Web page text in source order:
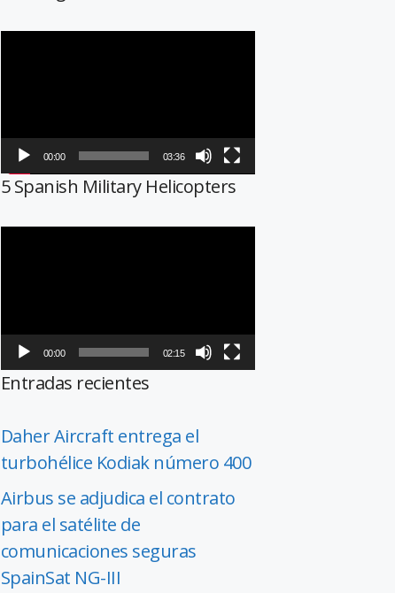
00:00 03:36
5 Spanish Military Helicopters
00:00 02:15
Entradas recientes
Daher Aircraft entrega el
turbohélice Kodiak número 400
Airbus se adjudica el contrato
para el satélite de
comunicaciones seguras
SpainSat NG-III